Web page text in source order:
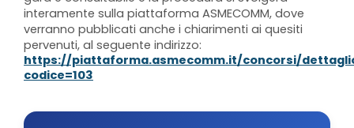
interamente sulla piattaforma ASMECOMM, dove
verranno pubblicati anche i chiarimenti ai quesiti
pervenuti, al seguente indirizzo:
https://piattaforma.asmecomm.it/concorsi/
codice=103